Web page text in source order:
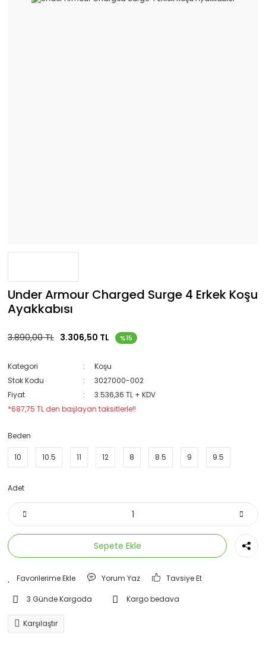
Under Armour Charged Surge 4 Erkek Koşu
Ayakkabısı
3.890,00 TL 3.306,50 TL %15
Kategori
Koşu
Stok Kodu
3027000-002
Fiyat
3.536,36 TL + KDV
*687,75 TL den başlayan taksitlerle!!
Beden
10 10.5 11 12 8 8.5 9 9.5
Adet
Sepete Ekle
Yorum Yaz Tavsiye Et
3 Günde Kargoda Kargo bedava
Karşılaştır